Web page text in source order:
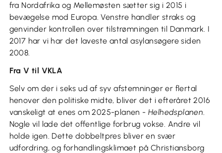
fra Nordafrika og Mellemøsten sætter sig i 2015 i
bevægelse mod Europa. Venstre handler straks og
genvinder kontrollen over tilstrømningen til Danmark. I
2017 har vi har det laveste antal asylansøgere siden
2008.
Fra V til VKLA
Selv om der i seks ud af syv afstemninger er flertal
henover den politiske midte, bliver det i efteråret 2016
vanskeligt at enes om 2025-planen -Helhedsplanen.
Nogle vil lade det offentlige forbrug vokse. Andre vil
holde igen. Dette dobbeltpres bliver en svær
udfordring, og forhandlingsklimaet på Christiansborg